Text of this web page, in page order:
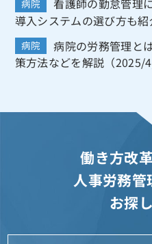
病院
導入システムの選び方も紹
病院
病院の労務管理と
策方法などを解説（2025/
働き方改
人事労務管
お探